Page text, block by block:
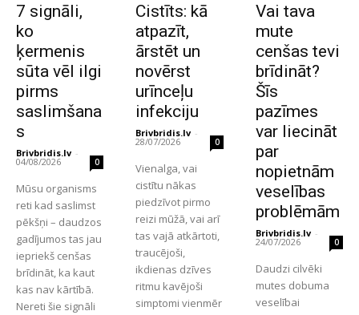
7 signāli,
ko
ķermenis
sūta vēl ilgi
pirms
saslimšana
s
Brivbridis.lv -
04/08/2026 0
Mūsu organisms
reti kad saslimst
pēkšņi – daudzos
gadījumos tas jau
iepriekš cenšas
brīdināt, ka kaut
kas nav kārtībā.
Nereti šie signāli
Cistīts: kā
atpazīt,
ārstēt un
novērst
urīnceļu
infekciju
Brivbridis.lv -
28/07/2026 0
Vienalga, vai
cistītu nākas
piedzīvot pirmo
reizi mūžā, vai arī
tas vajā atkārtoti,
traucējoši,
ikdienas dzīves
ritmu kavējoši
simptomi vienmēr
Vai tava
mute
cenšas tevi
brīdināt?
Šīs
pazīmes
var liecināt
par
nopietnām
veselības
problēmām
Brivbridis.lv -
24/07/2026 0
Daudzi cilvēki
mutes dobuma
veselībai